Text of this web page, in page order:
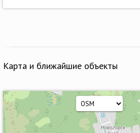
Карта и ближайшие объекты